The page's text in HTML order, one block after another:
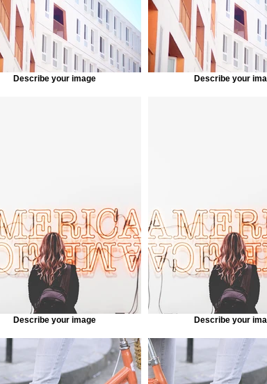
Describe your image
Describe your image
Describe your
Describe your